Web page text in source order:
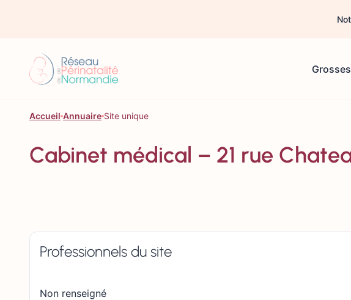
Accueil Annuaire Site unique
Cabinet médical – 21 rue
Professionnels du site
Non renseigné